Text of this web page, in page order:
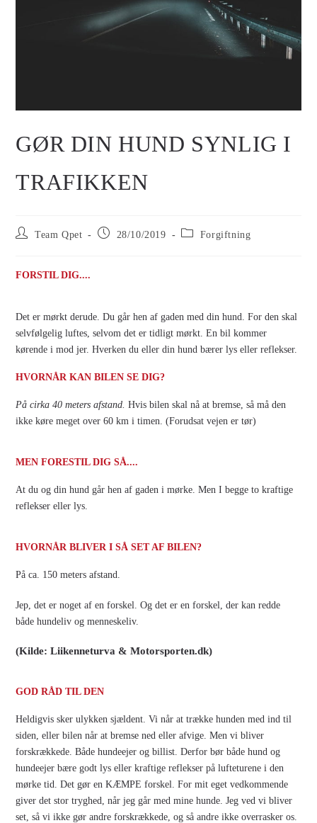
GØR DIN HUND SYNLIG I
TRAFIKKEN
Team Qpet 28/10/2019 Forgiftning
FORSTIL DIG....
Det er mørkt derude. Du går hen af gaden med din hund. For den skal
selvfølgelig luftes, selvom det er tidligt mørkt. En bil kommer
kørende i mod jer. Hverken du eller din hund bærer lys eller reflekser.
HVORNÅR KAN BILEN SE DIG?
På cirka 40 meters afstand. Hvis bilen skal nå at bremse, så må den
ikke køre meget over 60 km i timen. (Forudsat vejen er tør)
MEN FORESTIL DIG SÅ....
At du og din hund går hen af gaden i mørke. Men I begge to kraftige
reflekser eller lys.
HVORNÅR BLIVER I SÅ SET AF BILEN?
På ca. 150 meters afstand.
Jep, det er noget af en forskel. Og det er en forskel, der kan redde
både hundeliv og menneskeliv.
(Kilde: Liikenneturva & Motorsporten.dk)
GOD RÅD TIL DEN
Heldigvis sker ulykken sjældent. Vi når at trække hunden med ind til
siden, eller bilen når at bremse ned eller afvige. Men vi bliver
forskrækkede. Både hundeejer og billist. Derfor bør både hund og
hundeejer bære godt lys eller kraftige reflekser på lufteturene i den
mørke tid. Det gør en KÆMPE forskel. For mit eget vedkommende
giver det stor tryghed, når jeg går med mine hunde. Jeg ved vi bliver
set, så vi ikke gør andre forskrækkede, og så andre ikke overrasker os.